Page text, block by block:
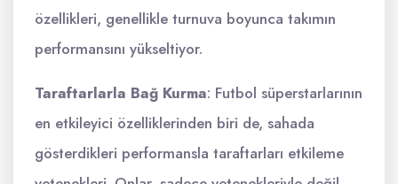
özellikleri, genellikle turnuva boyunca takımın
performansını yükseltiyor.
Taraftarlarla Bağ Kurma: Futbol süperstarlarının
en etkileyici özelliklerinden biri de, sahada
gösterdikleri performansla taraftarları etkileme